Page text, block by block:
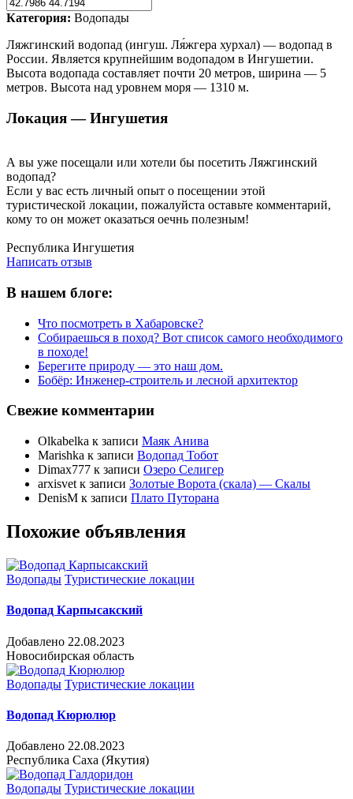
Категория: Водопады
Ляжгинский водопад (ингуш. Ля́жгера хурхал) — водопад в
России. Является крупнейшим водопадом в Ингушетии.
Высота водопада составляет почти 20 метров, ширина — 5
метров. Высота над уровнем моря — 1310 м.
Локация — Ингушетия
А вы уже посещали или хотели бы посетить Ляжгинский
водопад?
Если у вас есть личный опыт о посещении этой
туристической локации, пожалуйста оставьте комментарий,
кому то он может оказаться оечнь полезным!
Республика Ингушетия
Написать отзыв
В нашем блоге:
Что посмотреть в Хабаровске?
Собираешься в поход? Вот список самого необходимого
в походе!
Берегите природу — это наш дом.
Бобёр: Инженер-строитель и лесной архитектор
Свежие комментарии
Olkabelka к записи Маяк Анива
Marishka к записи Водопад Тобот
Dimax777 к записи Озеро Селигер
arxisvet к записи Золотые Ворота (скала) — Скалы
DenisM к записи Плато Путорана
Похожие объявления
Водопады Туристические локации
Водопад Карпысакский
Добавлено 22.08.2023
Новосибирская область
Водопады Туристические локации
Водопад Кюрюлюр
Добавлено 22.08.2023
Республика Саха (Якутия)
Водопады Туристические локации